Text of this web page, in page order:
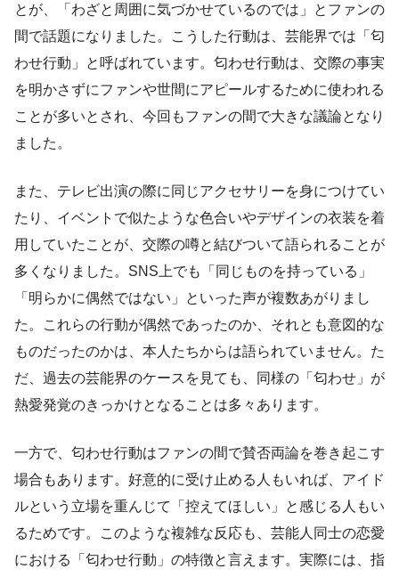
とが、「わざと周囲に気づかせているのでは」とファンの
間で話題になりました。こうした行動は、芸能界では「匂
わせ行動」と呼ばれています。匂わせ行動は、交際の事実
を明かさずにファンや世間にアピールするために使われる
ことが多いとされ、今回もファンの間で大きな議論となり
ました。
また、テレビ出演の際に同じアクセサリーを身につけてい
たり、イベントで似たような色合いやデザインの衣装を着
用していたことが、交際の噂と結びついて語られることが
多くなりました。SNS上でも「同じものを持っている」
「明らかに偶然ではない」といった声が複数あがりまし
た。これらの行動が偶然であったのか、それとも意図的な
ものだったのかは、本人たちからは語られていません。た
だ、過去の芸能界のケースを見ても、同様の「匂わせ」が
熱愛発覚のきっかけとなることは多々あります。
一方で、匂わせ行動はファンの間で賛否両論を巻き起こす
場合もあります。好意的に受け止める人もいれば、アイド
ルという立場を重んじて「控えてほしい」と感じる人もい
るためです。このような複雑な反応も、芸能人同士の恋愛
における「匂わせ行動」の特徴と言えます。実際には、指